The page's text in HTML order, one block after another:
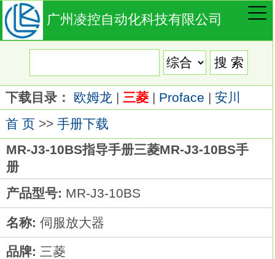
广州凌控自动化科技有限公司
下载目录： 欧姆龙 | 三菱| Proface | 安川
首 页>> 手册下载
MR-J3-10BS指导手册三菱MR-J3-10BS手
册
产品型号: MR-J3-10BS
名称: 伺服放大器
品牌: 三菱